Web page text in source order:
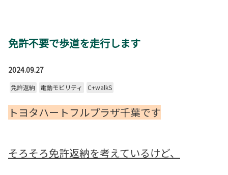
免許不要で歩道を走行します
2024.09.27
免許返納 電動モビリティ C+walkS
トヨタハートフルプラザ千葉です
そろそろ免許返納を考えているけど、